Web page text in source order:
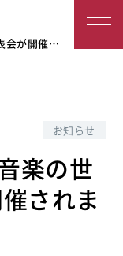
」合同
会が開催…
お知らせ
楽の世
されま